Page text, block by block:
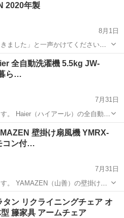
2020年製
8月1日
ました」と一声かけてください★
製 ・サイズ：幅440mm×奥行...
キッチン家電
全自動洗濯機 5.5kg JW-
ら…
7月31日
自動洗
。 動作確認・簡易清掃済みですの
生活家電 ハイアール
壁掛け扇風機 YMRX-
コン付…
7月31日
け扇
右首振り機能やタイマー機能を搭載
季節、空調家電 YAMAZEN
タン リクライニングチェア オ
籐家具 アームチェア